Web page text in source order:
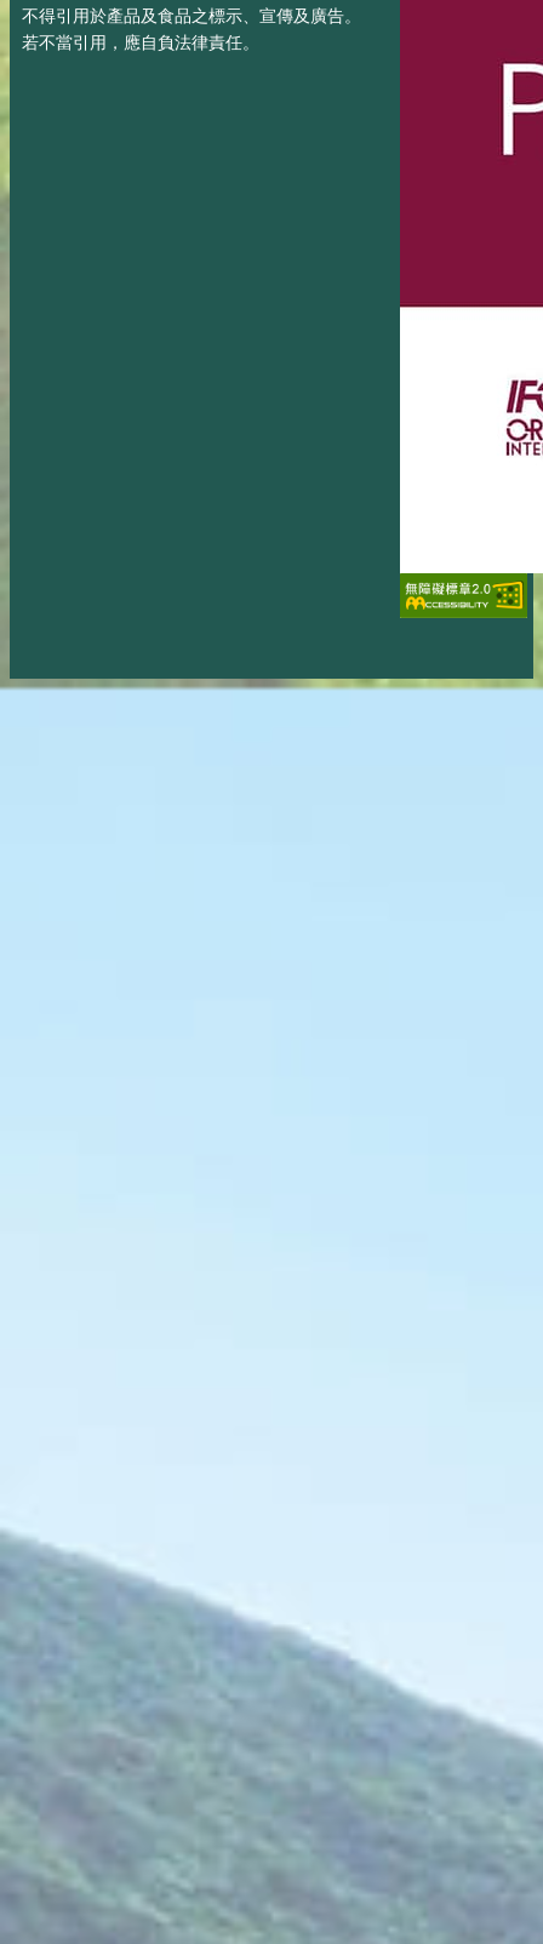
不得引用於產品及食品之標示、宣傳及廣告。
若不當引用，應自負法律責任。